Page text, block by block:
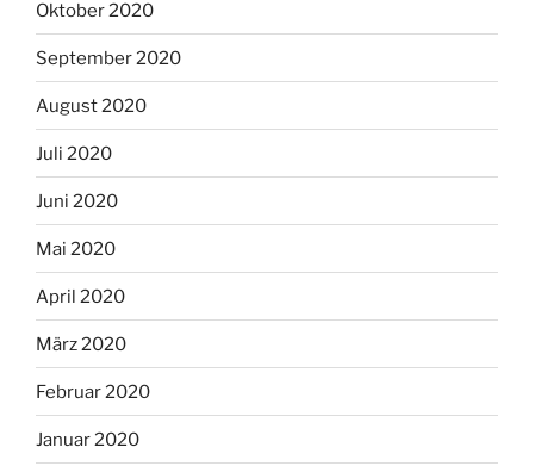
Oktober 2020
September 2020
August 2020
Juli 2020
Juni 2020
Mai 2020
April 2020
März 2020
Februar 2020
Januar 2020